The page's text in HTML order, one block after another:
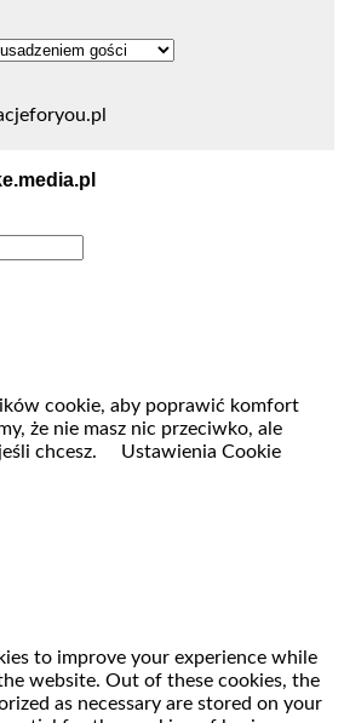
cookie, aby poprawić komfort
że nie masz nic przeciwko, ale
chcesz.
Ustawienia Cookie
to improve your experience while
website. Out of these cookies, the
as necessary are stored on your